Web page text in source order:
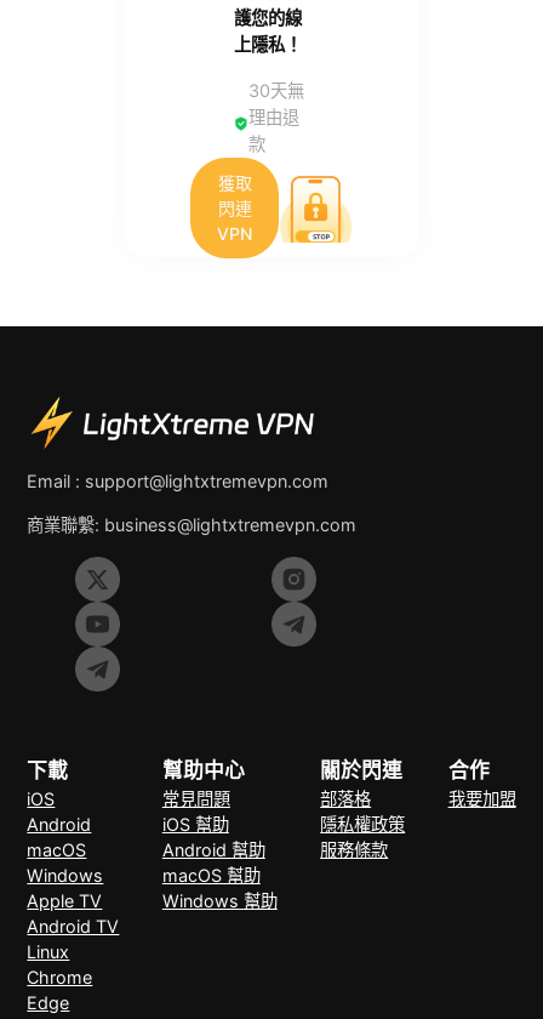
護您的線
上隱私！
30天無
理由退
款
獲取
閃連
VPN
Email : support@lightxtremevpn.com
商業聯繫: business@lightxtremevpn.com
下載
iOS
Android
macOS
Windows
Apple TV
Android TV
Linux
Chrome
Edge
幫助中心
常見問題
iOS 幫助
Android 幫助
macOS 幫助
Windows 幫助
關於閃連
部落格
隱私權政策
服務條款
合作
我要加盟